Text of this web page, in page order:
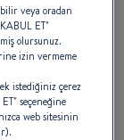
oluşan en
veya oradan
ET"
olursunuz.
izin vermeme
istediğiniz çerez
seçeneğine
web sitesinin